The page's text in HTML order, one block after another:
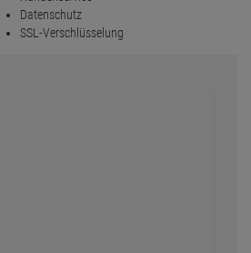
Datenschutz
SSL-Verschlüsselung